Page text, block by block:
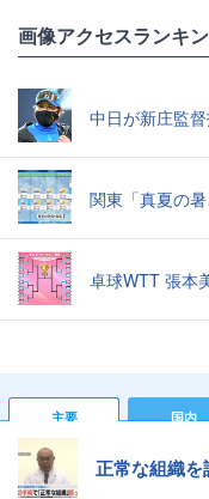
画像アクセスランキ
中日が新庄監
関東「真夏の
卓球WTT 張本
主要 国内
正常な組織